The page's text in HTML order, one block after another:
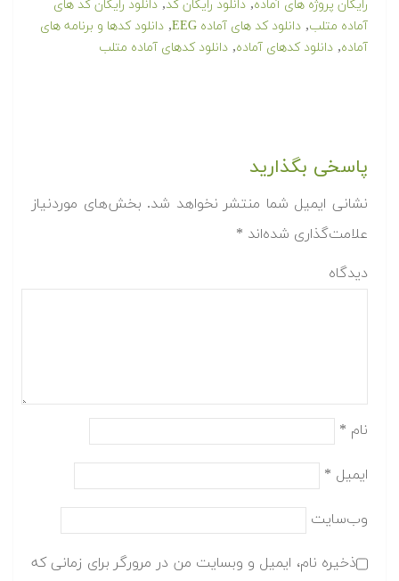
رایگان پروژه های آماده, دانلود رایگان کد, دانلود رایگان کد های
آماده متلب, دانلود کد های آماده EEG , دانلود کدها و برنامه های
آماده, دانلود کدهای آماده, دانلود کدهای آماده متلب
پاسخی بگذارید
نشانی ایمیل شما منتشر نخواهد شد. بخش‌های موردنیاز
علامت‌گذاری شده‌اند *
دیدگاه
نام *
ایمیل *
وب‌سایت
ذخیره نام، ایمیل و وبسایت من در مرورگر برای زمانی که